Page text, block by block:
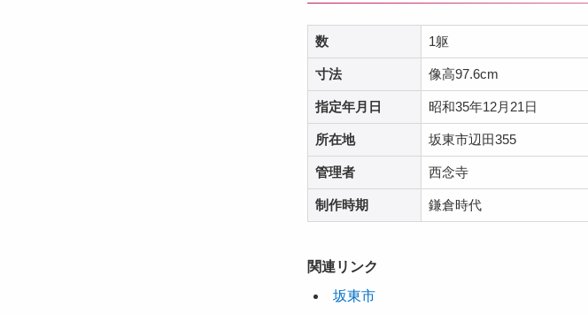
数 1躯
寸法 像高97.6cm
指定年月日 昭和35年12月21日
所在地 坂東市辺田355
管理者 西念寺
制作時期 鎌倉時代
関連リンク
坂東市